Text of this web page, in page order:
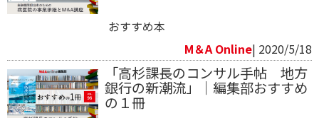
おすすめ本
M＆A Online| 2020/5/18
「高杉課長のコンサル手帖 地方
銀行の新潮流」｜編集部おすすめ
の１冊